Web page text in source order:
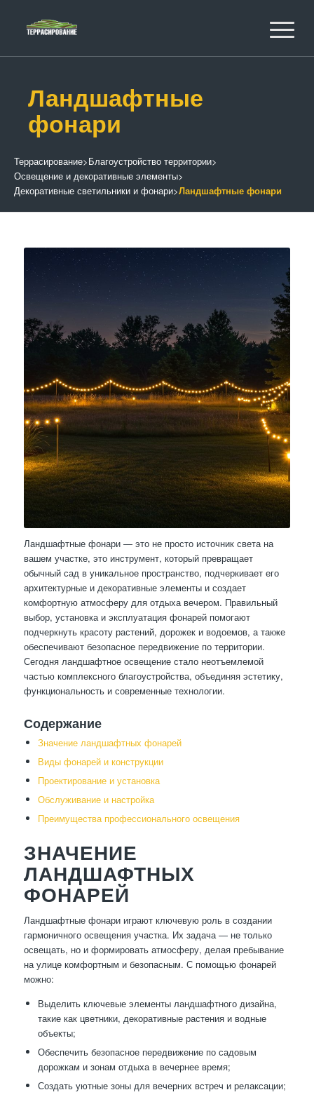
Ландшафтные
фонари
Террасирование>Благоустройство территории>
Освещение и декоративные элементы>
Декоративные светильники и фонари>Ландшафтные фонари
Ландшафтные фонари — это не просто источник света на
вашем участке, это инструмент, который превращает
обычный сад в уникальное пространство, подчеркивает его
архитектурные и декоративные элементы и создает
комфортную атмосферу для отдыха вечером. Правильный
выбор, установка и эксплуатация фонарей помогают
подчеркнуть красоту растений, дорожек и водоемов, а также
обеспечивают безопасное передвижение по территории.
Сегодня ландшафтное освещение стало неотъемлемой
частью комплексного благоустройства, объединяя эстетику,
функциональность и современные технологии.
Содержание
Значение ландшафтных фонарей
Виды фонарей и конструкции
Проектирование и установка
Обслуживание и настройка
Преимущества профессионального освещения
ЗНАЧЕНИЕ
ЛАНДШАФТНЫХ
ФОНАРЕЙ
Ландшафтные фонари играют ключевую роль в создании
гармоничного освещения участка. Их задача — не только
освещать, но и формировать атмосферу, делая пребывание
на улице комфортным и безопасным. С помощью фонарей
можно:
Выделить ключевые элементы ландшафтного дизайна,
такие как цветники, декоративные растения и водные
объекты;
Обеспечить безопасное передвижение по садовым
дорожкам и зонам отдыха в вечернее время;
Создать уютные зоны для вечерних встреч и релаксации;